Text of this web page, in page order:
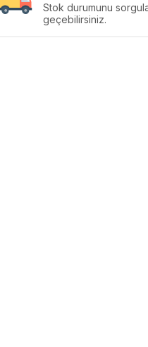
Stok durumunu
geçebilirsiniz.